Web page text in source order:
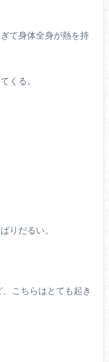
て身体全身が熱を持
くる。
りだるい。
こちらはとても起き